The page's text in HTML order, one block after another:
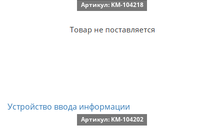
Артикул: KM-104218
Устройство ввода информации
Артикул: KM-104202